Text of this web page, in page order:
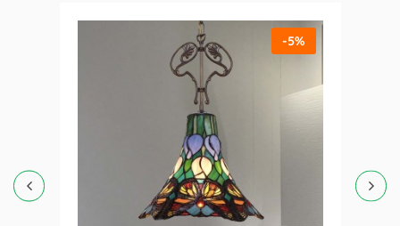
-5%